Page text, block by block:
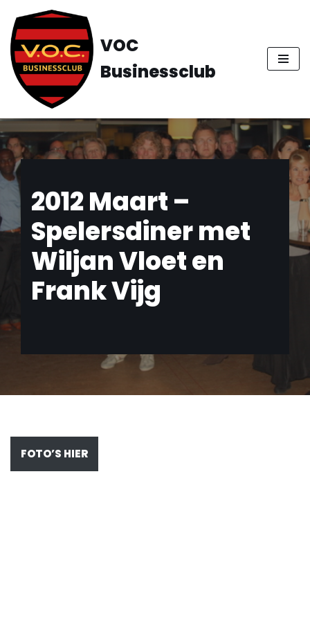
Ga
naar
de
inhoud
VOC
Businessclub
2012 Maart –
Spelersdiner met
Wiljan Vloet en
Frank Vijg
FOTO’S HIER